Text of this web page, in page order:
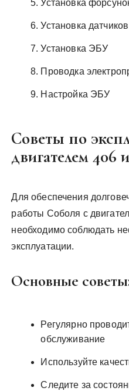
Установка
Установка датчиков
Установка ЭБУ
Проводка
Настройка ЭБУ
Советы по
двигателем 406
Для обеспечения
работы Соболя с
необходимо соблюдать
эксплуатации.
Основные
Регулярно
обслуживание
Используйте
Следите за